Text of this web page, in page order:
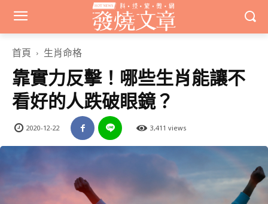
首頁 生肖命格
靠實力反擊！哪些生肖能讓不
看好的人跌破眼鏡？
2020-12-22 3,411 views